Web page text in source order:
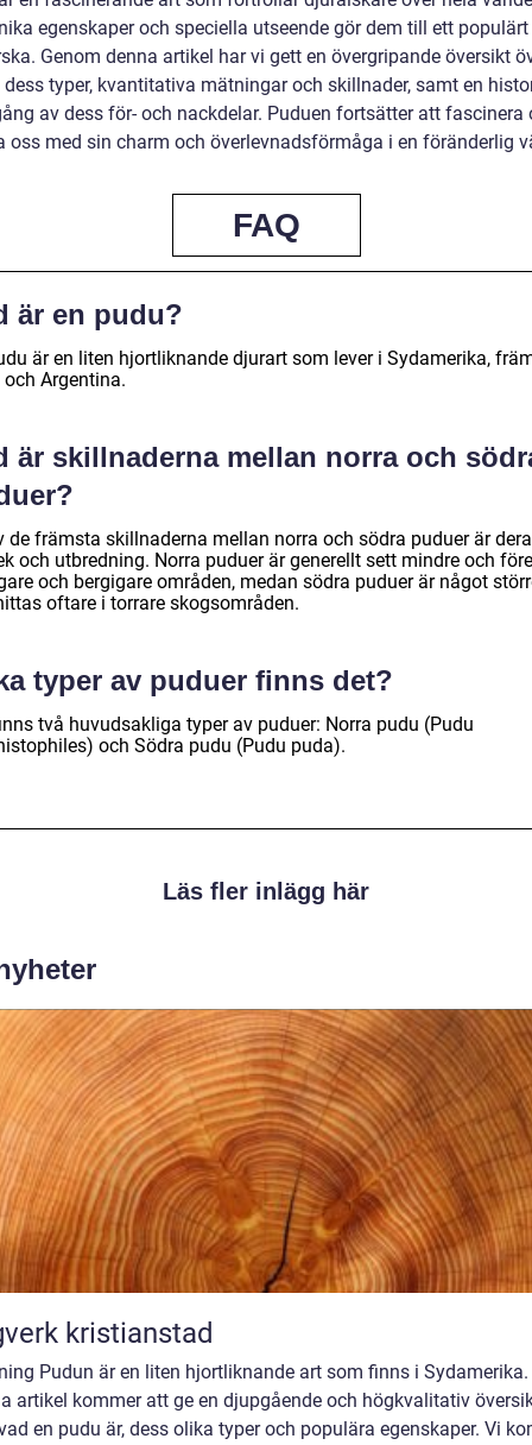
egenskaper och speciella utseende gör dem till ett
Genom denna artikel har vi gett en övergripande översikt
dess typer, kvantitativa mätningar och skillnader, samt en
av dess för- och nackdelar. Puduen fortsätter att fascinera
oss med sin charm och överlevnadsförmåga i en föränderlig
FAQ
är en pudu?
är en liten hjortliknande djurart som lever i Sydamerika,
och Argentina.
är skillnaderna mellan norra och
de främsta skillnaderna mellan norra och södra puduer är
och utbredning. Norra puduer är generellt sett mindre och
och bergigare områden, medan södra puduer är något
oftare i torrare skogsområden.
typer av puduer finns det?
två huvudsakliga typer av puduer: Norra pudu (Pudu
och Södra pudu (Pudu puda).
Läs fler inlägg här
kristianstad
Pudun är en liten hjortliknande art som finns i Sydamerika.
artikel kommer att ge en djupgående och högkvalitativ
en pudu är, dess olika typer och populära egenskaper. Vi